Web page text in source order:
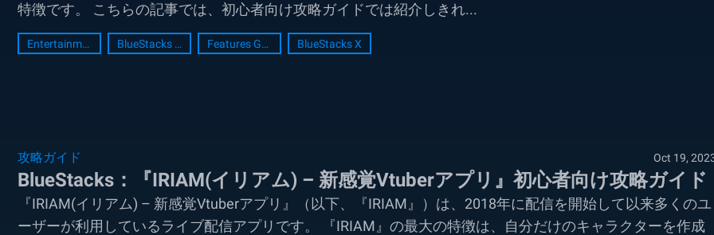
特徴です。 こちらの記事では、初心者向け攻略ガイドでは紹介しきれ...
Entertainment BlueStacks Features Features Guide BlueStacks X
攻略ガイド Oct 19,
BlueStacks：『IRIAM(イリアム) – 新感覚Vtuberアプリ』初心者向け攻略ガイド
『IRIAM(イリアム) – 新感覚Vtuberアプリ』（以下、『IRIAM』）は、2018年に配信を開始して以来多くのユ
ーザーが利用しているライブ配信アプリです。 『IRIAM』の最大の特徴は、自分だけのキャラクターを作成